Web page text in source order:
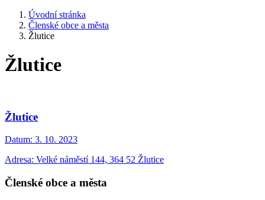
Úvodní stránka
Členské obce a města
Žlutice
Žlutice
Žlutice
Datum: 3. 10. 2023
Adresa: Velké náměstí 144, 364 52 Žlutice
Členské obce a města